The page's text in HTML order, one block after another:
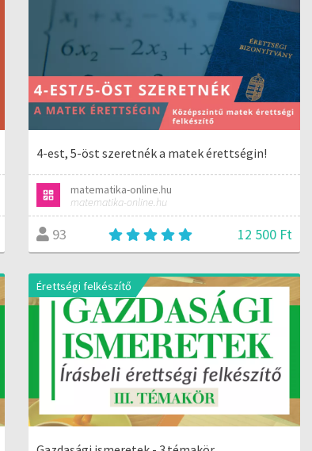
4-est, 5-öst szeretnék a matek érettségin!
matematika-online.hu
matematika-online.hu
93 12 500 Ft
Érettségi felkészítő